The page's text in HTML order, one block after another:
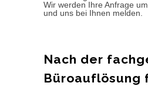
Wir werden Ihre Anfrage
und uns bei Ihnen melden.
Nach der
Büroauflösung